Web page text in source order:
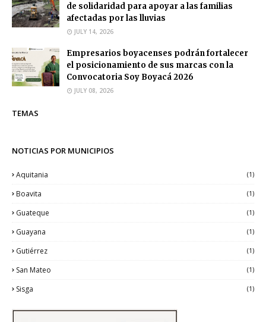
de solidaridad para apoyar a las familias
afectadas por las lluvias
JULY 14, 2026
Empresarios boyacenses podrán fortalecer
el posicionamiento de sus marcas con la
Convocatoria Soy Boyacá 2026
JULY 08, 2026
TEMAS
NOTICIAS POR MUNICIPIOS
Aquitania (1)
Boavita (1)
Guateque (1)
Guayana (1)
Gutiérrez (1)
San Mateo (1)
Sisga (1)